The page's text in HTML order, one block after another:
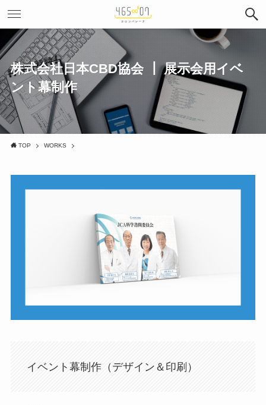
株式会社日本CBD協会 ┃ 展示会用イベ
ント幕制作
TOP WORKS
イベント幕制作（デザイン＆印刷）